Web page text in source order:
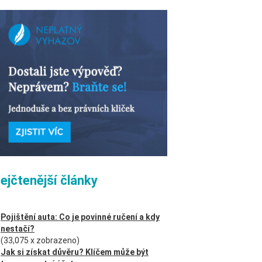
články
Pojištění auta: Co je povinné ručení a kdy
nestačí?
(33,075 x zobrazeno)
Jak si získat důvěru? Klíčem může být